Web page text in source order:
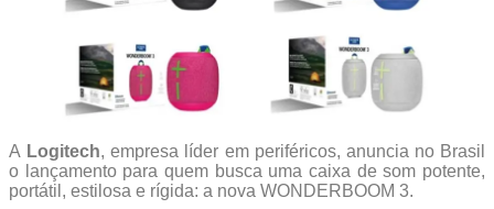
A Logitech, empresa líder em periféricos, anuncia no Brasil
o lançamento para quem busca uma caixa de som potente,
portátil, estilosa e rígida: a nova WONDERBOOM 3.